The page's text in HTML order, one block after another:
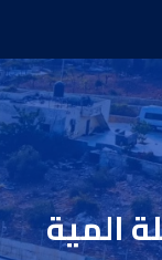
المية